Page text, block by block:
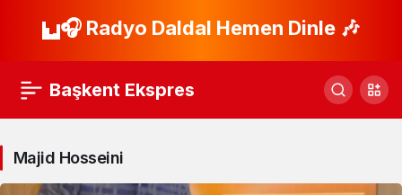
🎧 Radyo Daldal Hemen Dinle 🎶
Başkent Ekspres
Majid Hosseini